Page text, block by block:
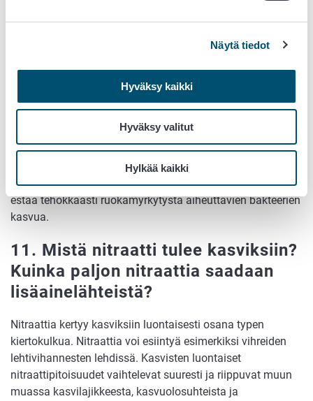
Näytä tiedot
Hyväksy kaikki
Hyväksy valitut
Hylkää kaikki
yksiselitteisesti sanoa, että kasvuhuonekasviksissa olisi
10. Voiko nitriitin lisäaineena
korvata jollain muulla?
Lihavalmisteita voidaan valmistaa myös ilman nitriittiä.
Nitriitin käyttö on kuitenkin varsin tarpeellista esimerkiksi
vähäsuolaisissa tuotteissa, joilla on pitkä käyttöaika. Se
estää tehokkaasti ruokamyrkytystä aiheuttavien bakteerien
kasvua.
11. Mistä nitraatti tulee kasviksiin?
Kuinka paljon nitraattia saadaan
lisäainelähteistä?
Nitraattia kertyy kasviksiin luontaisesti osana typen
kiertokulkua. Nitraattia voi esiintyä esimerkiksi vihreiden
lehtivihannesten lehdissä. Kasvisten luontaiset
nitraattipitoisuudet vaihtelevat suuresti ja riippuvat muun
muassa kasvilajikkeesta, kasvuolosuhteista ja